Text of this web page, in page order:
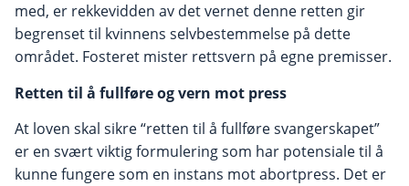
med, er rekkevidden av det vernet denne retten gir
begrenset til kvinnens selvbestemmelse på dette
området. Fosteret mister rettsvern på egne premisser.
Retten til å fullføre og vern mot press
At loven skal sikre “retten til å fullføre svangerskapet”
er en svært viktig formulering som har potensiale til å
kunne fungere som en instans mot abortpress. Det er